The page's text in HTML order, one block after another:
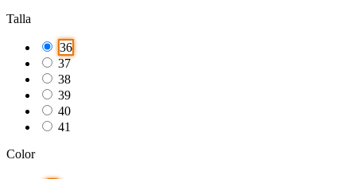
Talla
36
37
38
39
40
41
Color